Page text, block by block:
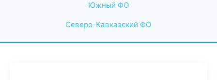
Южный ФО
Северо-Кавказский ФО